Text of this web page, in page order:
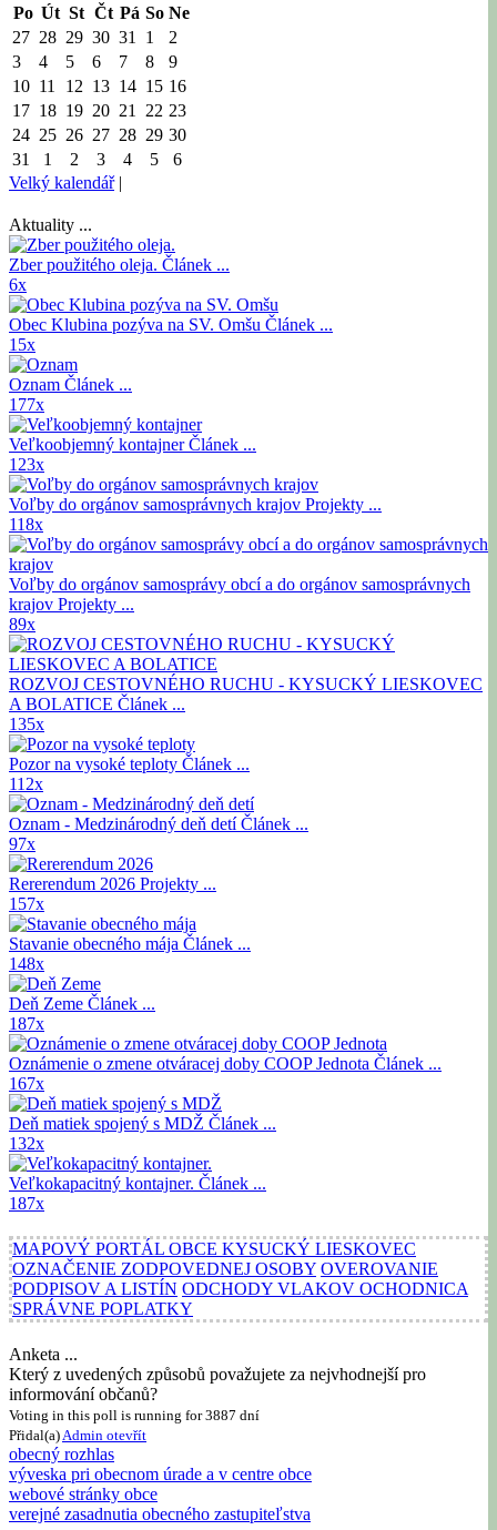
Po Út St Čt Pá So Ne
27 28 29 30 31 1
2
3
4 5 6 7 8
9
10 11 12 13 14 15 16
17 18 19 20 21 22 23
24 25 26 27 28 29 30
31
1 2 3 4 5
6
Velký kalendář|
Aktuality ...
Zber použitého oleja. Článek ...
6x
Obec Klubina pozýva na SV. Omšu Článek ...
15x
Oznam Článek ...
177x
Veľkoobjemný kontajnerČlánek ...
123x
Voľby do orgánov samosprávnych krajov Projekty ...
118x
Voľby do orgánov samosprávy obcí a do orgánov samosprávnych
krajov Projekty ...
89x
ROZVOJ CESTOVNÉHO RUCHU - KYSUCKÝ LIESKOVEC
A BOLATICE Článek ...
135x
Pozor na vysoké teploty Článek ...
112x
Oznam - Medzinárodný deň detíČlánek ...
97x
Rererendum 2026 Projekty ...
157x
Stavanie obecného mája Článek ...
148x
Deň Zeme Článek ...
187x
Oznámenie o zmene otváracej doby COOP Jednota Článek ...
167x
Deň matiek spojený s MDŽ Článek ...
132x
Veľkokapacitný kontajner. Článek ...
187x
MAPOVÝ PORTÁL OBCE KYSUCKÝ LIESKOVEC
OZNAČENIE ZODPOVEDNEJ OSOBY OVEROVANIE
PODPISOV A LISTÍN ODCHODY VLAKOV OCHODNICA
SPRÁVNE POPLATKY
Anketa ...
Který z uvedených způsobů považujete za nejvhodnejší pro
informování občanů?
Voting in this poll is running for 3887 dní
Přidal(a) Admin otevřít
obecný rozhlas
výveska pri obecnom úrade a v centre obce
webové stránky obce
verejné zasadnutia obecného zastupiteľstva